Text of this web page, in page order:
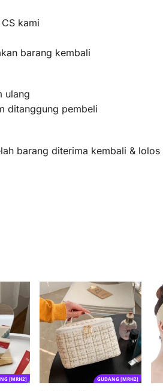
kami
barang kembali
ulang
ditanggung pembeli
barang diterima kembali &
[MRH2] GUDANG [MRH2]